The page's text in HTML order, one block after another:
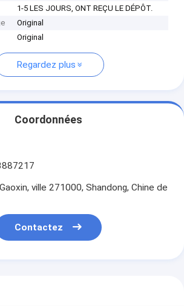
1-5 LES JOURS, ONT REÇU LE DÉPÔT.
Original
Original
Regardez plus
Coordonnées
ville 271000, Shandong, Chine de
Contactez